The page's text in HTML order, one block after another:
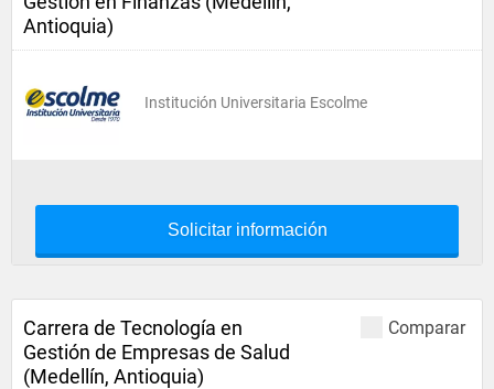
Antioquia)
Institución Universitaria Escolme
Solicitar información
Comparar
Carrera de Tecnología en
Gestión de Empresas de Salud
(Medellín, Antioquia)